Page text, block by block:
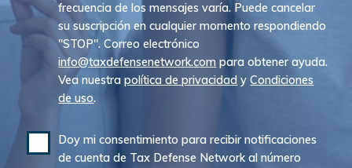
frecuencia de los mensajes varía. Puede cancelar
su suscripción en cualquier momento respondiendo
"STOP". Correo electrónico
info@taxdefensenetwork.com para obtener ayuda.
Vea nuestrapolítica de privacidad yCondiciones
de uso.
Doy mi consentimiento para recibir notificaciones
de cuenta de Tax Defense Network al número